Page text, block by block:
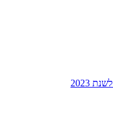
2023